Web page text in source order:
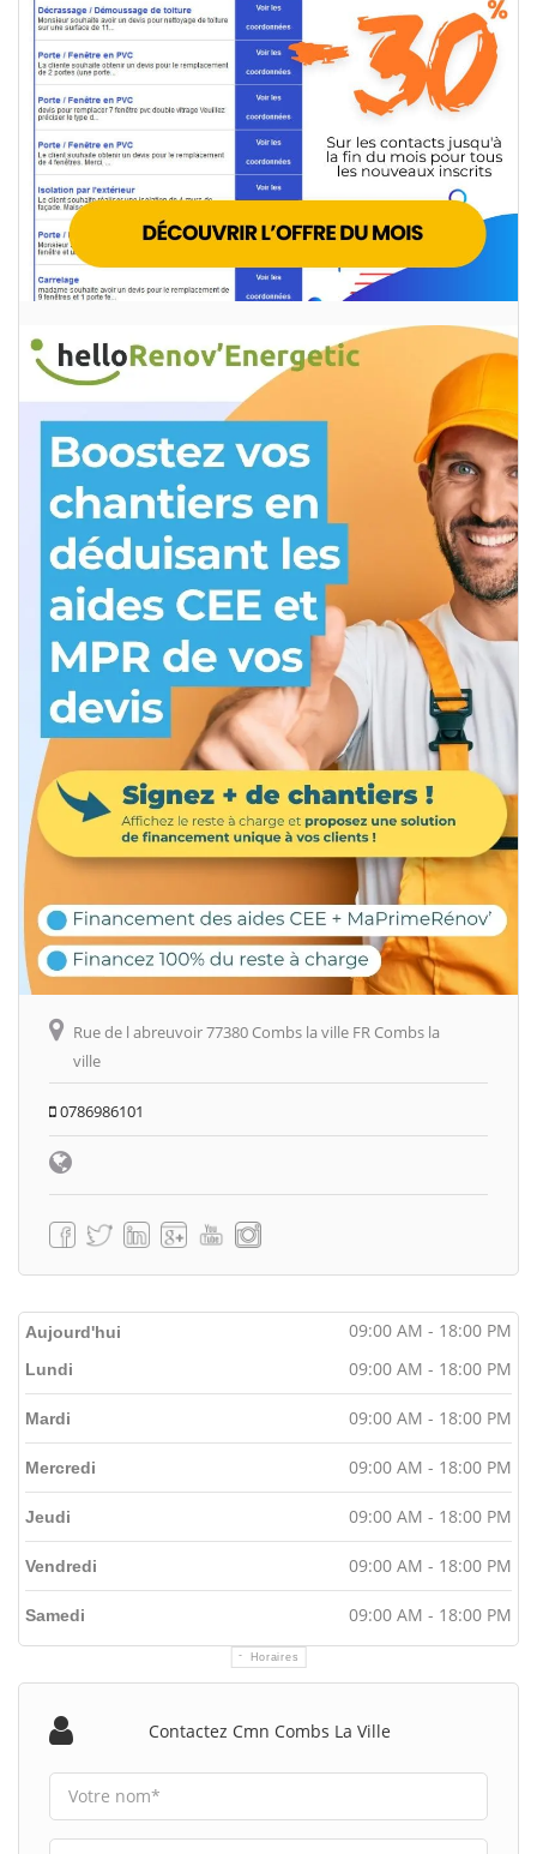
Rue de l abreuvoir 77380 Combs la ville FR Combs la
ville
0786986101
Aujourd'hui 09:00 AM - 18:00 PM
Horaires
Lundi 09:00 AM - 18:00 PM
Mardi 09:00 AM - 18:00 PM
Mercredi 09:00 AM - 18:00 PM
Jeudi 09:00 AM - 18:00 PM
Vendredi 09:00 AM - 18:00 PM
Samedi 09:00 AM - 18:00 PM
Contactez Cmn Combs La Ville